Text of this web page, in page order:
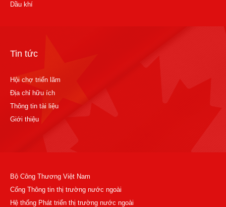
Dầu khí
Tin tức
Hội chợ triển lãm
Địa chỉ hữu ích
Thông tin tài liệu
Giới thiệu
Bộ Công Thương Việt Nam
Cổng Thông tin thị trường nước ngoài
Hệ thống Phát triển thị trường nước ngoài